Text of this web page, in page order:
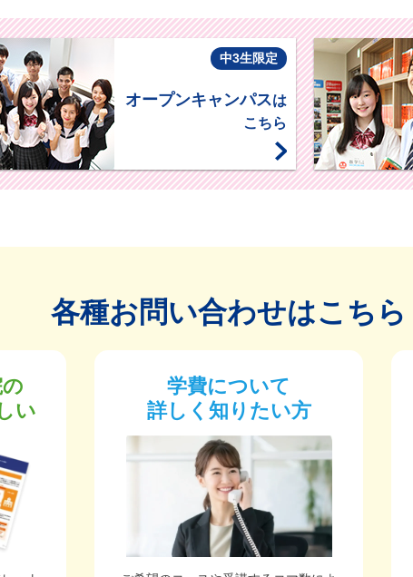
中3生限定
オープンキャンパスは
こちら
各種お問い合わせはこちら
い
学費について
詳しく知りたい方